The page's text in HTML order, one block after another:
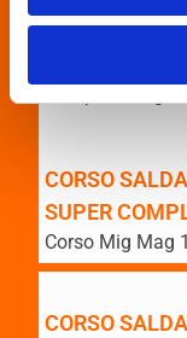
CORSO
CORSO
SUPER
Corso Mig Mag
CORSO